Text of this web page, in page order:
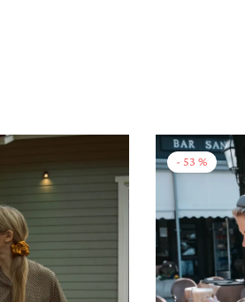
- 53 %